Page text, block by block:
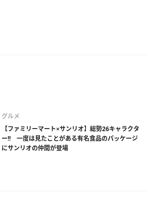
グルメ
【ファミリーマート×サンリオ】総勢26キャラクタ
ー!! 一度は見たことがある有名食品のパッケージ
にサンリオの仲間が登場